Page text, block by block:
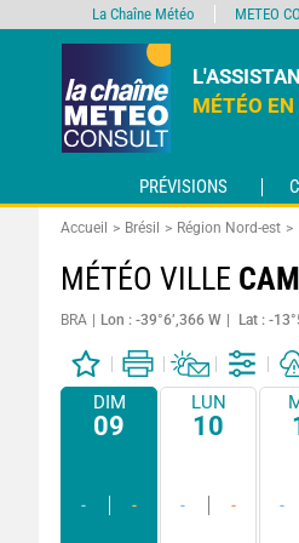
MÉTÉO
PRÉVISIONS
Accueil Brésil Région Nord-est
MÉTÉO VILLE
BRA Lon : -39°6’,366 W Lat : -
DIM
09
- -
LUN
10
- - -
La Chaîne Météo METEO